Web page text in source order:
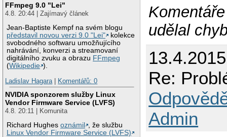
FFmpeg 9.0 "Lei"
4.8. 20:44 | Zajímavý článek
Jean-Baptiste Kempf na svém blogu
představil novou verzi 9.0 "Lei"
kolekce
svobodného softwaru umožňujícího
nahrávání, konverzi a streamovaní
digitálního zvuku a obrazu FFmpeg
(Wikipedie ).
Ladislav Hagara| Komentářů: 0
NVIDIA sponzorem služby Linux
Vendor Firmware Service (LVFS)
4.8. 20:11 | Komunita
Richard Hughesoznámil
, že službu
Linux Vendor Firmware Service (LVFS)
udělal
Re:
Admin